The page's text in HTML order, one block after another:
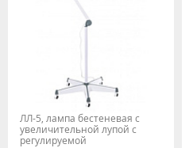
ЛЛ-5, лампа бестеневая с
увеличительной лупой с
регулируемой